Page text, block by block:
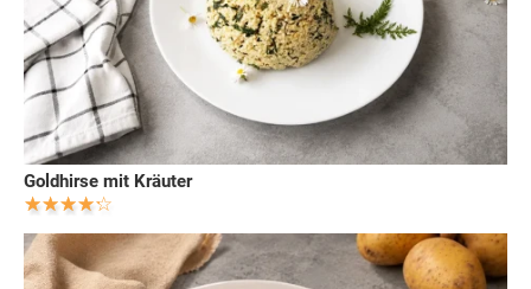
Goldhirse mit Kräuter